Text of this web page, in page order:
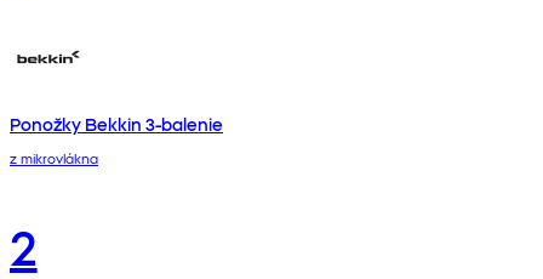
Ponožky Bekkin 3-balenie
z mikrovlákna
2